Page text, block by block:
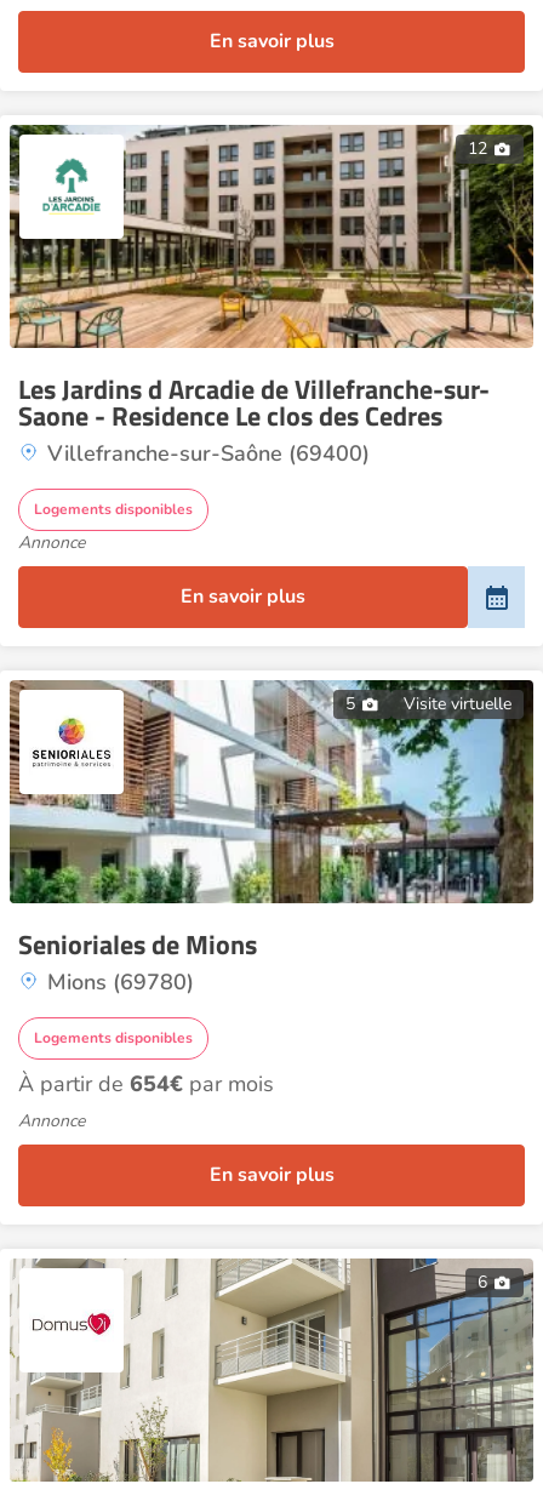
En savoir plus
12
Les Jardins d Arcadie de Villefranche-sur-
Saone - Residence Le clos des Cedres
Villefranche-sur-Saône (69400)
Logements disponibles
Annonce
En savoir plus
5 Visite virtuelle
Senioriales de Mions
Mions (69780)
Logements disponibles
À partir de 654€ par mois
Annonce
En savoir plus
6